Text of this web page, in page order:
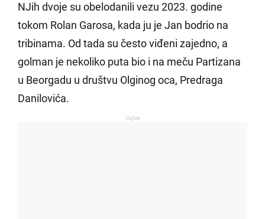
NJih dvoje su obelodanili vezu 2023. godine
tokom Rolan Garosa, kada ju je Jan bodrio na
tribinama. Od tada su često viđeni zajedno, a
golman je nekoliko puta bio i na meču Partizana
u Beorgadu u društvu Olginog oca, Predraga
Danilovića.
Oglas